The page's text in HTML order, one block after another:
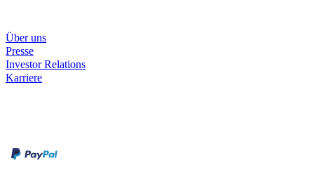
Über uns
Presse
Investor Relations
Karriere